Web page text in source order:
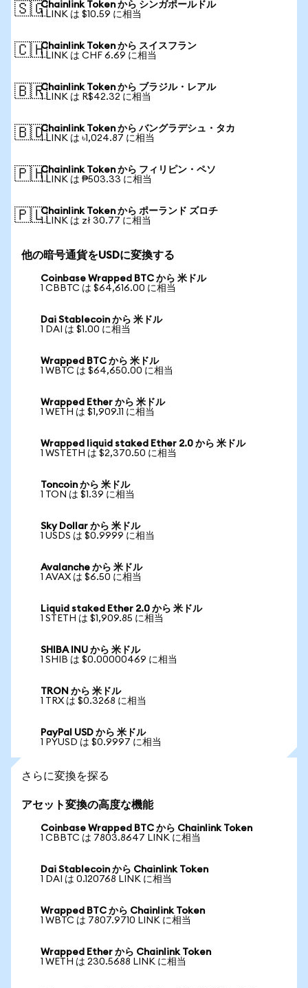
🇸🇬Chainlink Token から シンガポールドル
1 LINK は $10.59 に相当
🇨🇭Chainlink Token から スイスフラン
1 LINK は CHF 6.69 に相当
🇧🇷Chainlink Token から ブラジル・レアル
1 LINK は R$42.32 に相当
🇧🇩Chainlink Token から バングラデシュ・タカ
1 LINK は ৳1,024.87 に相当
🇵🇭Chainlink Token から フィリピン・ペソ
1 LINK は ₱503.33 に相当
🇵🇱Chainlink Token から ポーランド ズロチ
1 LINK は zł 30.77 に相当
他の暗号通貨をUSDに変換する
Coinbase Wrapped BTC から 米ドル
1 CBBTC は $64,616.00 に相当
Dai Stablecoin から 米ドル
1 DAI は $1.00 に相当
Wrapped BTC から 米ドル
1 WBTC は $64,650.00 に相当
Wrapped Ether から 米ドル
1 WETH は $1,909.11 に相当
Wrapped liquid staked Ether 2.0 から 米ドル
1 WSTETH は $2,370.50 に相当
Toncoin から 米ドル
1 TON は $1.39 に相当
Sky Dollar から 米ドル
1 USDS は $0.9999 に相当
Avalanche から 米ドル
1 AVAX は $6.50 に相当
Liquid staked Ether 2.0 から 米ドル
1 STETH は $1,909.85 に相当
SHIBA INU から 米ドル
1 SHIB は $0.00000469 に相当
TRON から 米ドル
1 TRX は $0.3268 に相当
PayPal USD から 米ドル
1 PYUSD は $0.9997 に相当
さらに変換を探る
アセット変換の高度な機能
Coinbase Wrapped BTC から Chainlink Token
1 CBBTC は 7803.8647 LINK に相当
Dai Stablecoin から Chainlink Token
1 DAI は 0.120768 LINK に相当
Wrapped BTC から Chainlink Token
1 WBTC は 7807.9710 LINK に相当
Wrapped Ether から Chainlink Token
1 WETH は 230.5688 LINK に相当